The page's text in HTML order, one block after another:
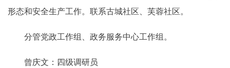
形态和安全生产工作。联系古城社区、芙蓉社区。
分管党政工作组、政务服务中心工作组。
曾庆文：四级调研员